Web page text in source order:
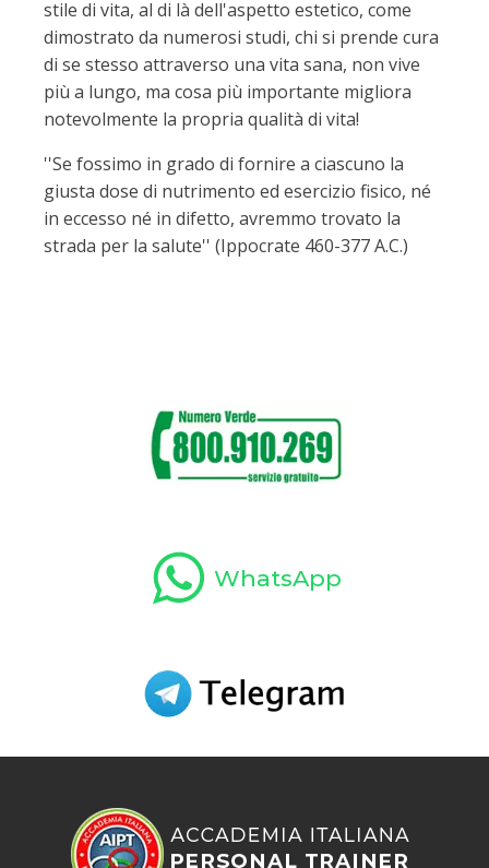
stile di vita, al di là dell'aspetto estetico, come
dimostrato da numerosi studi, chi si prende cura
di se stesso attraverso una vita sana, non vive
più a lungo, ma cosa più importante migliora
notevolmente la propria qualità di vita!
''Se fossimo in grado di fornire a ciascuno la
giusta dose di nutrimento ed esercizio fisico, né
in eccesso né in difetto, avremmo trovato la
strada per la salute'' (Ippocrate 460-377 A.C.)
WhatsApp